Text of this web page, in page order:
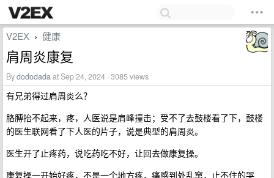
V2EX › 健康
肩周炎康复
Bydododadaat Sep 24, 2024 · 3085 views
有兄弟得过肩周炎么？
胳膊抬不起来，疼，人医说是肩峰撞击；受不了去鼓楼看了下，鼓楼
的医生联网看了下人医的片子，说是典型的肩周炎。
医生开了止疼药，说吃药吃不好，让回去做康复操。
康复操一开始好疼，不是一个地方疼，痛感到处乱窜，止不住的哭